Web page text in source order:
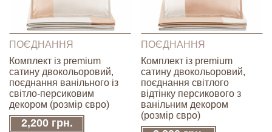
ПОЄДНАННЯ
Комплект із premium
сатину двокольоровий,
поєднання ванільного із
світло-персиковим
декором (розмір євро)
2,200 грн.
ПОЄДНАННЯ
Комплект із premium
сатину двокольоровий,
поєднання світлого
відтінку персикового з
ванільним декором
(розмір євро)